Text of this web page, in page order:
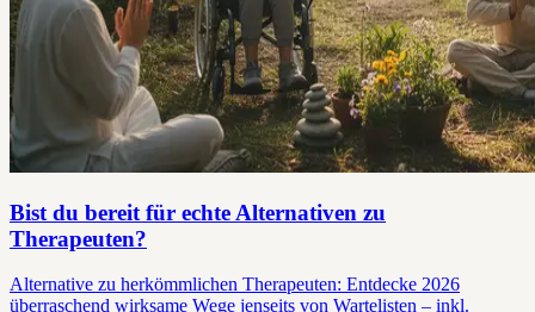
Bist du bereit für echte Alternativen zu
Therapeuten?
Alternative zu herkömmlichen Therapeuten: Entdecke 2026
überraschend wirksame Wege jenseits von Wartelisten – inkl.